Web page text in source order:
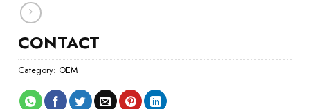
CONTACT
Category: OEM